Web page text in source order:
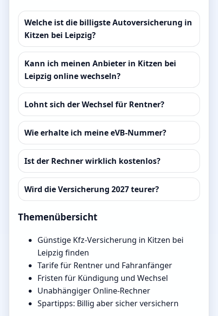
Welche ist die billigste Autoversicherung in
Kitzen bei Leipzig?
Kann ich meinen Anbieter in Kitzen bei
Leipzig online wechseln?
Lohnt sich der Wechsel für Rentner?
Wie erhalte ich meine eVB-Nummer?
Ist der Rechner wirklich kostenlos?
Wird die Versicherung 2027 teurer?
Themenübersicht
Günstige Kfz-Versicherung in Kitzen bei
Leipzig finden
Tarife für Rentner und Fahranfänger
Fristen für Kündigung und Wechsel
Unabhängiger Online-Rechner
Spartipps: Billig aber sicher versichern